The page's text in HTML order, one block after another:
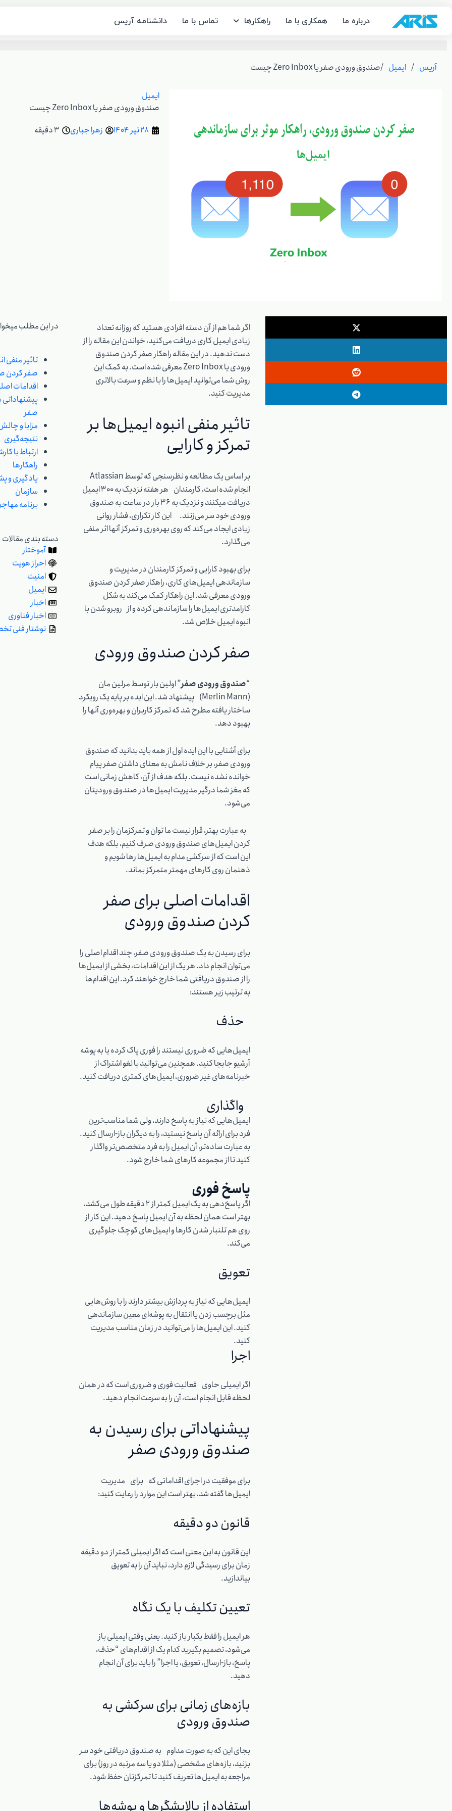
محتوا
درباره ما همکاری با ما راهکارها تماس با ما دانشنامه آریس
آریس / ایمیل /صندوق ورودی صفر یا Zero Inbox چیست
ایمیل
صندوق ورودی صفر یا Zero Inbox چیست
28 تیر 1404
زهرا جباری 3 دقیقه
اگر شما هم از آن دسته افرادی هستید که روزانه تعداد
زیادی ایمیل کاری دریافت می‌کنید، خواندن این مقاله را از
دست ندهید. در این مقاله راهکار صفر کردن صندوق
ورودی یا Zero Inbox معرفی شده است. به کمک این
روش شما می‌توانید ایمیل‌ها را با نظم و سرعت بالاتری
مدیریت کنید.
تاثیر منفی انبوه ایمیل‌ها بر
تمرکز و کارایی
بر اساس یک مطالعه و نظرسنجی که توسط Atlassian
انجام شده است، کارمندان هر هفته نزدیک به 300 ایمیل
دریافت می‎کنند و نزدیک به 36 بار در ساعت به صندوق
ورودی خود سر می‌زنند. این کار تکراری، فشار روانی
زیادی ایجاد می‌کند که روی بهره‌وری و تمرکز آنها اثر منفی
می‌گذارد.
برای بهبود کارایی و تمرکز کارمندان در مدیریت و
سازماندهی ایمیل‌های کاری، راهکار صفر کردن صندوق
ورودی معرفی شد. این راهکار کمک می‌کند به شکل
کارامدتری ایمیل‌ها را سازماندهی کرده و از روبرو شدن با
انبوه ایمیل خلاص شد.
صفر کردن صندوق ورودی
“صندوق ورودی صفر” اولین بار توسط مرلین مان
(Merlin Mann) پیشنهاد شد. این ایده بر پایه یک رویکرد
ساختار یافته مطرح شد که تمرکز کاربران و بهره‌وری آنها را
بهبود دهد.
برای آشنایی با این ایده اول از همه باید بدانید که صندوق
ورودی صفر، بر خلاف نامش به معنای داشتن صفر پیام
خوانده نشده نیست. بلکه هدف از آن، کاهش زمانی است
که مغز شما درگیر مدیریت ایمیل‌ها در صندوق ورودیتان
می‌شود.
به عبارت بهتر، قرار نیست ما توان و تمرکزمان را بر صفر
کردن ایمیل‌های صندوق ورودی صرف کنیم، بلکه هدف
این است که از سرکشی مدام به ایمیل‌ها رها شویم و
ذهنمان روی کارهای مهمتر متمرکز بماند.
اقدامات اصلی برای صفر
کردن صندوق ورودی
برای رسیدن به یک صندوق ورودی صفر، چند اقدام اصلی را
می‌توان انجام داد. هر یک از این اقدامات، بخشی از ایمیل‌ها
را از صندوق دریافتی شما خارج خواهند کرد. این اقدام‌ها
به ترتیب زیر هستند:
حذف
ایمیل‌هایی که ضروری نیستند را فوری پاک کرده یا به پوشه
آرشیو جابجا کنید. همچنین می‌توانید با لغو اشتراک از
خبرنامه‌های غیر ضروری، ایمیل‌های کمتری دریافت کنید.
واگذاری
ایمیل‌هایی که نیاز به پاسخ دارند، ولی شما مناسب‌ترین
فرد برای ارائه آن پاسخ نیستید، را به دیگران باز-ارسال کنید.
به عبارت ساده‌تر، آن ایمیل را به فرد متخصص‌تر واگذار
کنید تا از مجموعه کارهای شما خارج شود.
پاسخ فوری
اگر پاسخ‌دهی به یک ایمیل کمتر از ۲ دقیقه طول می‌کشد،
بهتر است همان لحظه به آن ایمیل پاسخ دهید. این کار از
روی هم تلنبار شدن کارها و ایمیل‌های کوچک جلوگیری
می‌کند.
تعویق
ایمیل‌هایی که نیاز به پردازش بیشتر دارند را با روش‌هایی
مثل برچسب زدن یا انتقال به پوشه‌ای معین سازماندهی
کنید. این ایمیل‌ها را می‌توانید در زمان مناسب مدیریت
کنید.
اجرا
اگر ایمیلی حاوی فعالیت فوری و ضروری است که در همان
لحظه قابل انجام است، آن را به سرعت انجام دهید.
پیشنهاداتی برای رسیدن به
صندوق ورودی صفر
برای موفقیت در اجرای اقداماتی که برای مدیریت
ایمیل‌ها گفته شد، بهتر است این موارد را رعایت کنید:
قانون دو دقیقه
این قانون به این معنی است که اگر ایمیلی کمتر از دو دقیقه
زمان برای رسیدگی لازم دارد، نباید آن را به تعویق
بیاندازید.
تعیین تکلیف با یک نگاه
هر ایمیل را فقط یکبار باز کنید. یعنی وقتی ایمیلی باز
می‌شود، تصمیم بگیرید کدام یک از اقدام‌های “حذف،
پاسخ، باز-ارسال، تعویق، یا اجرا” را باید برای آن انجام
دهید.
بازه‌های زمانی برای سرکشی به
صندوق ورودی
بجای این که به صورت مداوم به صندوق دریافتی خود سر
بزنید، بازه‌های مشخصی (مثلا دو یا سه مرتبه در روز) برای
مراجعه به ایمیل‌ها تعریف کنید تا تمرکزتان حفظ شود.
استفاده از پالایشگرها و پوشه‌ها
در این مطلب
تاثیر منفی
صفر کردن
اقدامات
صفر
مزایا و
نتیجه‌گیری
ارتباط با
راهکارها
یادگیری و
سازمان
برنامه
دسته‌ بندی مقالات
آموختار
احراز هویت
امنیت
ایمیل
اخبار
اخبار فناوری
نوشتار فنی